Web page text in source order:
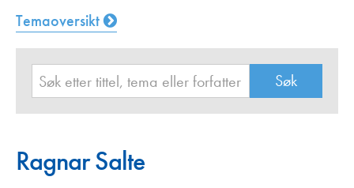
Temaoversikt
Ragnar Salte